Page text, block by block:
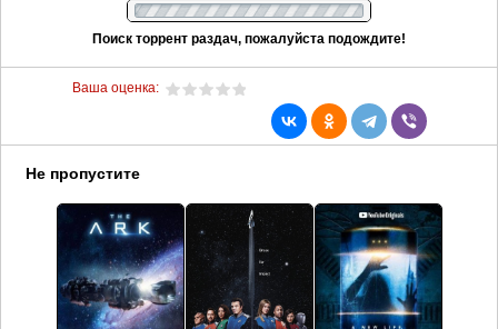
Поиск торрент раздач, пожалуйста подождите!
Ваша оценка:
Не пропустите